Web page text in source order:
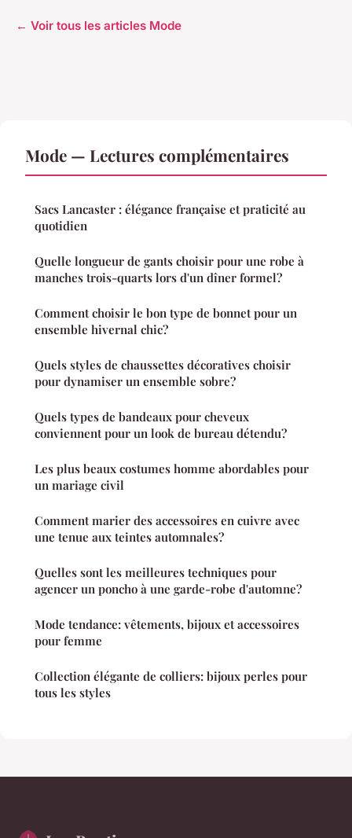
← Voir tous les articles Mode
Mode — Lectures complémentaires
Sacs Lancaster : élégance française et praticité au
quotidien
Quelle longueur de gants choisir pour une robe à
manches trois-quarts lors d'un dîner formel?
Comment choisir le bon type de bonnet pour un
ensemble hivernal chic?
Quels styles de chaussettes décoratives choisir
pour dynamiser un ensemble sobre?
Quels types de bandeaux pour cheveux
conviennent pour un look de bureau détendu?
Les plus beaux costumes homme abordables pour
un mariage civil
Comment marier des accessoires en cuivre avec
une tenue aux teintes automnales?
Quelles sont les meilleures techniques pour
agencer un poncho à une garde-robe d'automne?
Mode tendance: vêtements, bijoux et accessoires
pour femme
Collection élégante de colliers: bijoux perles pour
tous les styles